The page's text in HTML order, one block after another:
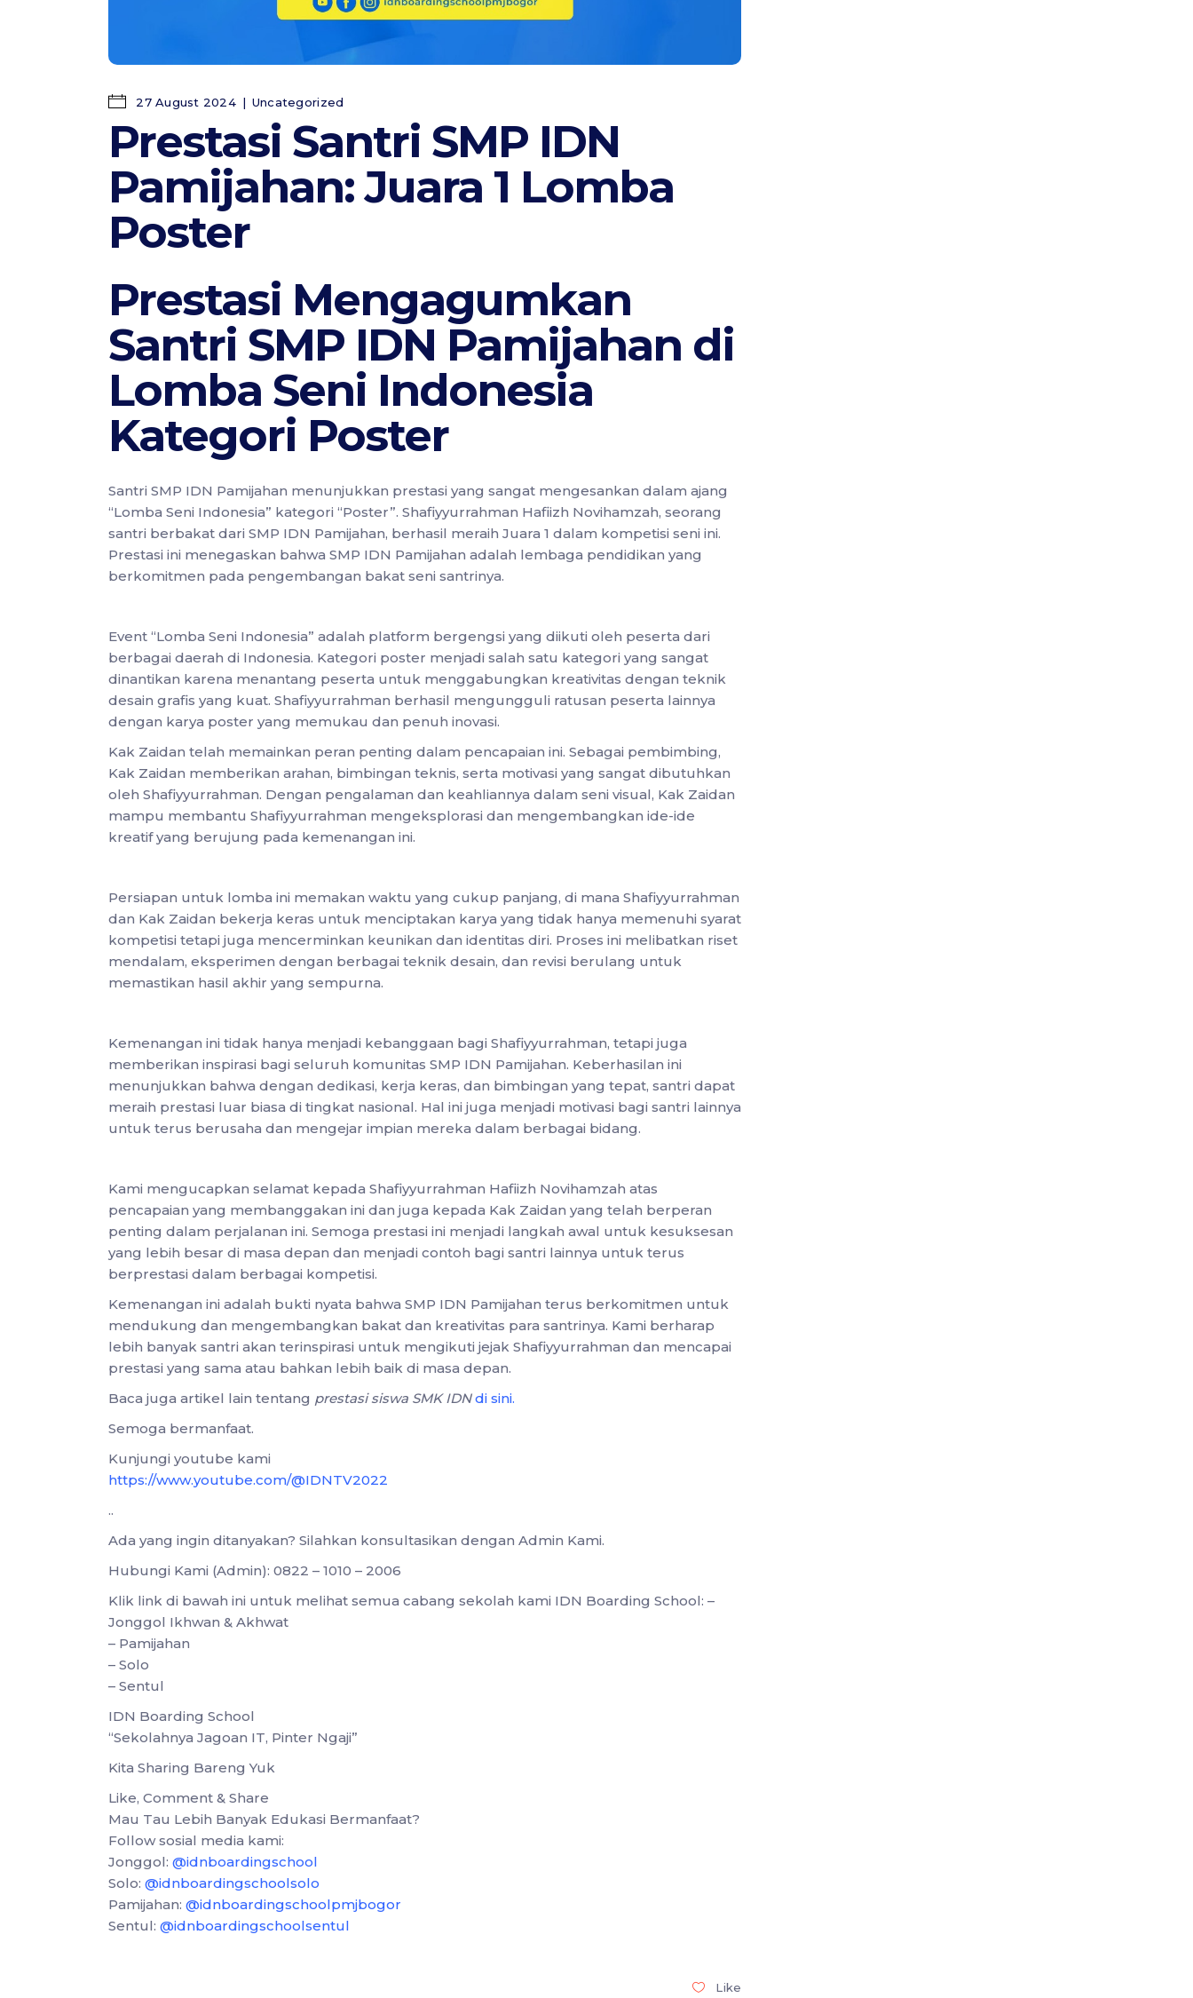
27 August 2024 Uncategorized
Prestasi Santri SMP IDN
Pamijahan: Juara 1 Lomba
Poster
Prestasi Mengagumkan
Santri SMP IDN Pamijahan di
Lomba Seni Indonesia
Kategori Poster
Santri SMP IDN Pamijahan menunjukkan prestasi yang sangat mengesankan dalam ajang
“Lomba Seni Indonesia” kategori “Poster”. Shafiyyurrahman Hafiizh Novihamzah, seorang
santri berbakat dari SMP IDN Pamijahan, berhasil meraih Juara 1 dalam kompetisi seni ini.
Prestasi ini menegaskan bahwa SMP IDN Pamijahan adalah lembaga pendidikan yang
berkomitmen pada pengembangan bakat seni santrinya.
Event “Lomba Seni Indonesia” adalah platform bergengsi yang diikuti oleh peserta dari
berbagai daerah di Indonesia. Kategori poster menjadi salah satu kategori yang sangat
dinantikan karena menantang peserta untuk menggabungkan kreativitas dengan teknik
desain grafis yang kuat. Shafiyyurrahman berhasil mengungguli ratusan peserta lainnya
dengan karya poster yang memukau dan penuh inovasi.
Kak Zaidan telah memainkan peran penting dalam pencapaian ini. Sebagai pembimbing,
Kak Zaidan memberikan arahan, bimbingan teknis, serta motivasi yang sangat dibutuhkan
oleh Shafiyyurrahman. Dengan pengalaman dan keahliannya dalam seni visual, Kak Zaidan
mampu membantu Shafiyyurrahman mengeksplorasi dan mengembangkan ide-ide
kreatif yang berujung pada kemenangan ini.
Persiapan untuk lomba ini memakan waktu yang cukup panjang, di mana Shafiyyurrahman
dan Kak Zaidan bekerja keras untuk menciptakan karya yang tidak hanya memenuhi syarat
kompetisi tetapi juga mencerminkan keunikan dan identitas diri. Proses ini melibatkan riset
mendalam, eksperimen dengan berbagai teknik desain, dan revisi berulang untuk
memastikan hasil akhir yang sempurna.
Kemenangan ini tidak hanya menjadi kebanggaan bagi Shafiyyurrahman, tetapi juga
memberikan inspirasi bagi seluruh komunitas SMP IDN Pamijahan. Keberhasilan ini
menunjukkan bahwa dengan dedikasi, kerja keras, dan bimbingan yang tepat, santri dapat
meraih prestasi luar biasa di tingkat nasional. Hal ini juga menjadi motivasi bagi santri lainnya
untuk terus berusaha dan mengejar impian mereka dalam berbagai bidang.
Kami mengucapkan selamat kepada Shafiyyurrahman Hafiizh Novihamzah atas
pencapaian yang membanggakan ini dan juga kepada Kak Zaidan yang telah berperan
penting dalam perjalanan ini. Semoga prestasi ini menjadi langkah awal untuk kesuksesan
yang lebih besar di masa depan dan menjadi contoh bagi santri lainnya untuk terus
berprestasi dalam berbagai kompetisi.
Kemenangan ini adalah bukti nyata bahwa SMP IDN Pamijahan terus berkomitmen untuk
mendukung dan mengembangkan bakat dan kreativitas para santrinya. Kami berharap
lebih banyak santri akan terinspirasi untuk mengikuti jejak Shafiyyurrahman dan mencapai
prestasi yang sama atau bahkan lebih baik di masa depan.
Baca juga artikel lain tentang prestasi siswa SMK IDN di sini.
Semoga bermanfaat.
Kunjungi youtube kami
https://www.youtube.com/@IDNTV2022
..
Ada yang ingin ditanyakan? Silahkan konsultasikan dengan Admin Kami.
Hubungi Kami (Admin): 0822 – 1010 – 2006
Klik link di bawah ini untuk melihat semua cabang sekolah kami IDN Boarding School: –
Jonggol Ikhwan & Akhwat
– Pamijahan
– Solo
– Sentul
IDN Boarding School
“Sekolahnya Jagoan IT, Pinter Ngaji”
Kita Sharing Bareng Yuk
Like, Comment & Share
Mau Tau Lebih Banyak Edukasi Bermanfaat?
Follow sosial media kami:
Jonggol: @idnboardingschool
Solo: @idnboardingschoolsolo
Pamijahan: @idnboardingschoolpmjbogor
Sentul: @idnboardingschoolsentul
Like